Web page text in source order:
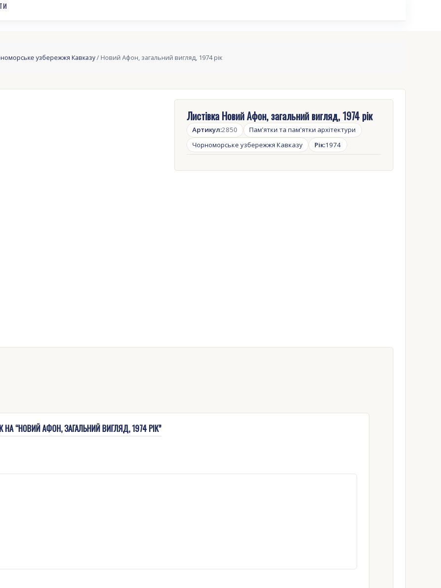
узбережжя Кавказу/ Новий Афон, загальний вигляд, 1974 рік
Листівка Новий Афон, загальний вигляд, 1974 рік
Артикул:2850
Пам'ятки та пам'ятки архітектури
Чорноморське узбережжя Кавказу
Рік:1974
“НОВИЙ АФОН, ЗАГАЛЬНИЙ ВИГЛЯД, 1974 РІК”